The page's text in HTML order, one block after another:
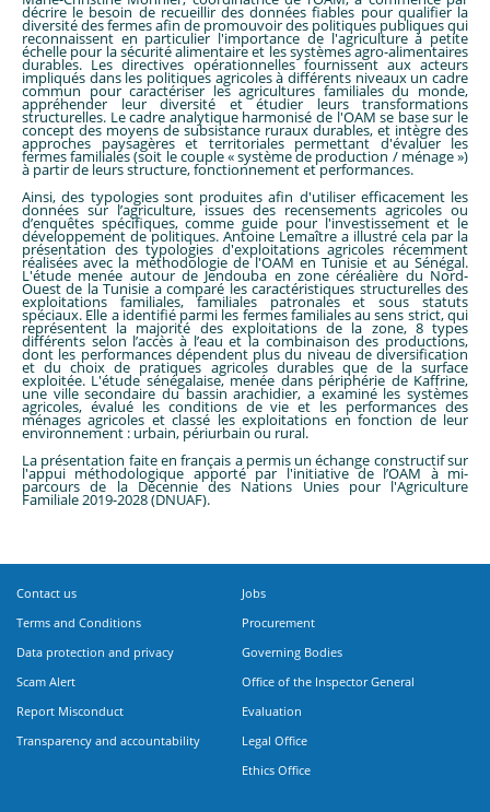
décrire le besoin de recueillir des données fiables pour qualifier la
diversité des fermes afin de promouvoir des politiques publiques qui
reconnaissent en particulier l'importance de l'agriculture à petite
échelle pour la sécurité alimentaire et les systèmes agro-alimentaires
durables. Les directives opérationnelles fournissent aux acteurs
impliqués dans les politiques agricoles à différents niveaux un cadre
commun pour caractériser les agricultures familiales du monde,
appréhender leur diversité et étudier leurs transformations
structurelles. Le cadre analytique harmonisé de l'OAM se base sur le
concept des moyens de subsistance ruraux durables, et intègre des
approches paysagères et territoriales permettant d'évaluer les
fermes familiales (soit le couple « système de production / ménage »)
à partir de leurs structure, fonctionnement et performances.
Ainsi, des typologies sont produites afin d'utiliser efficacement les
données sur l’agriculture, issues des recensements agricoles ou
d’enquêtes spécifiques, comme guide pour l'investissement et le
développement de politiques. Antoine Lemaître a illustré cela par la
présentation des typologies d'exploitations agricoles récemment
réalisées avec la méthodologie de l'OAM en Tunisie et au Sénégal.
L'étude menée autour de Jendouba en zone céréalière du Nord-
Ouest de la Tunisie a comparé les caractéristiques structurelles des
exploitations familiales, familiales patronales et sous statuts
spéciaux. Elle a identifié parmi les fermes familiales au sens strict, qui
représentent la majorité des exploitations de la zone, 8 types
différents selon l’accès à l’eau et la combinaison des productions,
dont les performances dépendent plus du niveau de diversification
et du choix de pratiques agricoles durables que de la surface
exploitée. L'étude sénégalaise, menée dans périphérie de Kaffrine,
une ville secondaire du bassin arachidier, a examiné les systèmes
agricoles, évalué les conditions de vie et les performances des
ménages agricoles et classé les exploitations en fonction de leur
environnement : urbain, périurbain ou rural.
La présentation faite en français a permis un échange constructif sur
l'appui méthodologique apporté par l'initiative de l’OAM à mi-
parcours de la Décennie des Nations Unies pour l'Agriculture
Familiale 2019-2028 (DNUAF).
Contact us
Terms and Conditions
Data protection and privacy
Scam Alert
Report Misconduct
Transparency and accountability
Jobs
Procurement
Governing Bodies
Office of the Inspector General
Evaluation
Legal Office
Ethics Office